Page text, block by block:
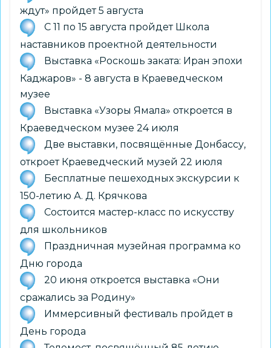
ждут» пройдет 5 августа
С 11 по 15 августа пройдет Школа
наставников проектной деятельности
Выставка «Роскошь заката: Иран эпохи
Каджаров» - 8 августа в Краеведческом
музее
Выставка «Узоры Ямала» откроется в
Краеведческом музее 24 июля
Две выставки, посвящённые Донбассу,
откроет Краеведческий музей 22 июля
Бесплатные пешеходных экскурсии к
150-летию А. Д. Крячкова
Состоится мастер-класс по искусству
для школьников
Праздничная музейная программа ко
Дню города
20 июня откроется выставка «Они
сражались за Родину»
Иммерсивный фестиваль пройдет в
День города